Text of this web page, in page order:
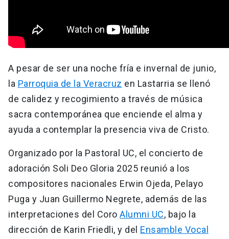
A pesar de ser una noche fría e invernal de junio,
la Parroquia de la Veracruz en Lastarria se llenó
de calidez y recogimiento a través de música
sacra contemporánea que enciende el alma y
ayuda a contemplar la presencia viva de Cristo.
Organizado por la Pastoral UC, el concierto de
adoración Soli Deo Gloria 2025 reunió a los
compositores nacionales Erwin Ojeda, Pelayo
Puga y Juan Guillermo Negrete, además de las
interpretaciones del Coro Alumni UC, bajo la
dirección de Karin Friedli, y del Ensamble Vocal